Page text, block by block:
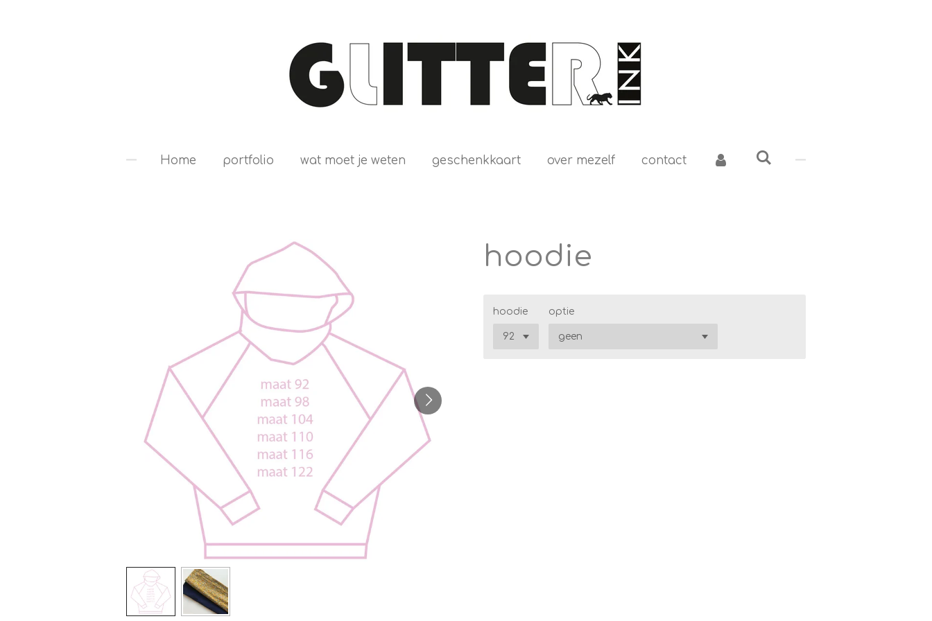
Home portfolio wat moet je weten geschenkkaart over mezelf contact
hoodie
hoodie optie